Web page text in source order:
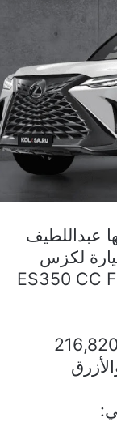
عبداللطيف
لكزس
ES350 CC
وذلك على أن يكون سعر السيارة 216,820